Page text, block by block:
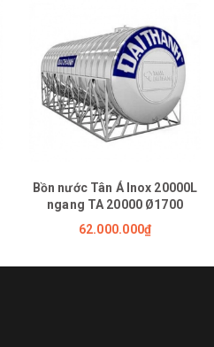
Bồn nước Tân Á Inox 20000L
ngang TA 20000 Ø1700
62.000.000₫